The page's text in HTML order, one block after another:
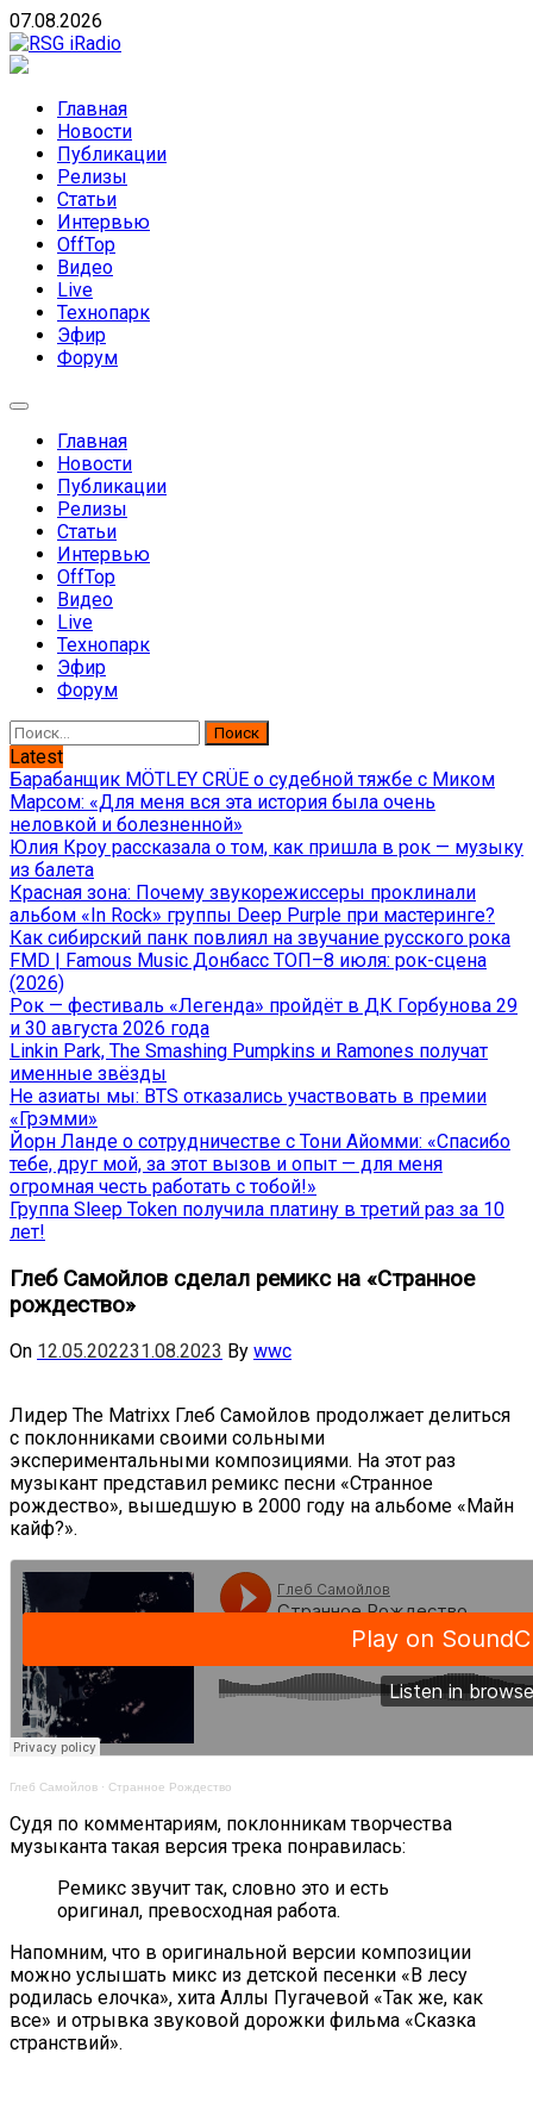
Skip
to
content
07.08.2026
направлений без возрастных ограничений
Главная
Новости
Публикации
Релизы
Статьи
Интервью
OffTop
Видео
Live
Технопарк
Эфир
Форум
Главная
Новости
Публикации
Релизы
Статьи
Интервью
OffTop
Видео
Live
Технопарк
Эфир
Форум
Найти:
Latest
Барабанщик MÖTLEY CRÜE о судебной тяжбе с Миком
Марсом: «Для меня вся эта история была очень
неловкой и болезненной»
Юлия Кроу рассказала о том, как пришла в рок — музыку
из балета
Красная зона: Почему звукорежиссеры проклинали
альбом «In Rock» группы Deep Purple при мастеринге?
Как сибирский панк повлиял на звучание русского рока
FMD | Famous Music Донбасс ТОП–8 июля: рок-сцена
(2026)
Рок — фестиваль «Легенда» пройдёт в ДК Горбунова 29
и 30 августа 2026 года
Linkin Park, The Smashing Pumpkins и Ramones получат
именные звёзды
Не азиаты мы: BTS отказались участвовать в премии
«Грэмми»
Йорн Ланде о сотрудничестве с Тони Айомми: «Спасибо
тебе, друг мой, за этот вызов и опыт — для меня
огромная честь работать с тобой!»
Группа Sleep Token получила платину в третий раз за 10
лет!
Глеб Самойлов сделал ремикс на «Странное
рождество»
On 12.05.202231.08.2023 By wwc
Лидер The Matrixx Глеб Самойлов продолжает делиться
с поклонниками своими сольными
экспериментальными композициями. На этот раз
музыкант представил ремикс песни «Странное
рождество», вышедшую в 2000 году на альбоме «Майн
кайф?».
Глеб Самойлов · Странное Рождество
Судя по комментариям, поклонникам творчества
музыканта такая версия трека понравилась:
Ремикс звучит так, словно это и есть
оригинал, превосходная работа.
Напомним, что в оригинальной версии композиции
можно услышать микс из детской песенки «В лесу
родилась елочка», хита Аллы Пугачевой «Так же, как
все» и отрывка звуковой дорожки фильма «Сказка
странствий».